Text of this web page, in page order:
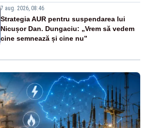
7 aug. 2026, 08:46
Strategia AUR pentru suspendarea lui
Nicușor Dan. Dungaciu: „Vrem să vedem
cine semnează și cine nu”